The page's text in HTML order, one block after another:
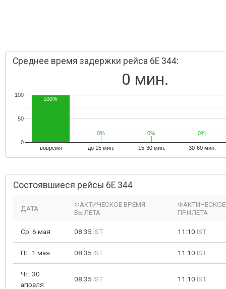
Среднее время задержки рейса 6E 344:
0 мин.
вовремя до 15 мин. 15-30 мин. 30-60 мин.
0
50
100
100%
0%
0% 0%
0% 0%
0%
Состоявшиеся рейсы 6E 344
ДАТА
ФАКТИЧЕСКОЕ ВРЕМЯ
ВЫЛЕТА
ПРИЛЕТА
Ср. 6 мая 08:35 IST 11:10 IST
Пт. 1 мая 08:35 IST 11:10 IST
Чт. 30
апреля
08:35 IST 11:10 IST